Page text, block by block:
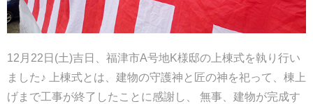
12月22日(土)吉日、福津市A号地K様邸の上棟式を執り行い
ました♪ 上棟式とは、建物の守護神と匠の神を祀って、棟上
げまで工事が終了したことに感謝し、 無事、建物が完成す